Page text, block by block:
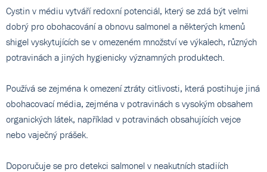
Cystin v médiu vytváří redoxní potenciál, který se zdá být velmi
dobrý pro obohacování a obnovu salmonel a některých kmenů
shigel vyskytujících se v omezeném množství ve výkalech, různých
potravinách a jiných hygienicky významných produktech.
Používá se zejména k omezení ztráty citlivosti, která postihuje jiná
obohacovací média, zejména v potravinách s vysokým obsahem
organických látek, například v potravinách obsahujících vejce
nebo vaječný prášek.
Doporučuje se pro detekci salmonel v neakutních stadiích